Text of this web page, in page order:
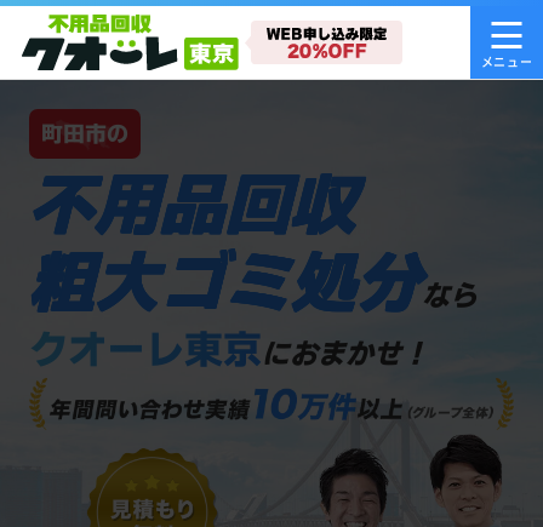
町田市の
不用品回収
粗大ゴミ処分なら
クオーレ東京におまかせ！